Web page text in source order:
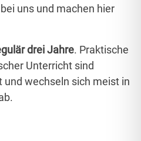
uns und machen hier
drei Jahre. Praktische
Unterricht sind
wechseln sich meist in